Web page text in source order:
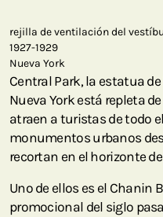
rejilla de ventilación del
1927-1929
Nueva York
Central Park, la estatua de
Nueva York está repleta
atraen a turistas de todo
monumentos urbanos
recortan en el horizonte
Uno de ellos es el Chanin
promocional del siglo